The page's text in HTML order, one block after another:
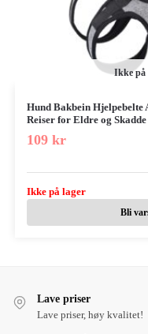
Ikke på
Hund Bakbein Hjelpebelte
Reiser for Eldre og
109 kr
Ikke på lager
Bli
Lave priser
Lave priser, høy kvalitet!